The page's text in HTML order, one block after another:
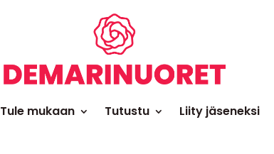
Tule mukaan Tutustu Liity jäseneksi